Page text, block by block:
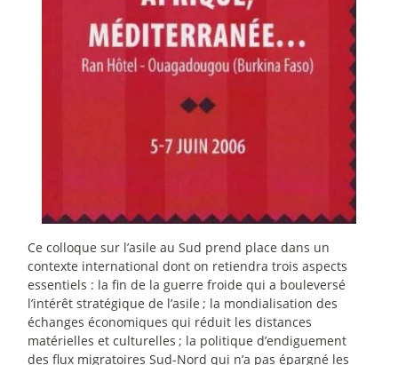
Ce colloque sur l’asile au Sud prend place dans un
contexte international dont on retiendra trois aspects
essentiels : la fin de la guerre froide qui a bouleversé
l’intérêt stratégique de l’asile ; la mondialisation des
échanges économiques qui réduit les distances
matérielles et culturelles ; la politique d’endiguement
des flux migratoires Sud-Nord qui n’a pas épargné les